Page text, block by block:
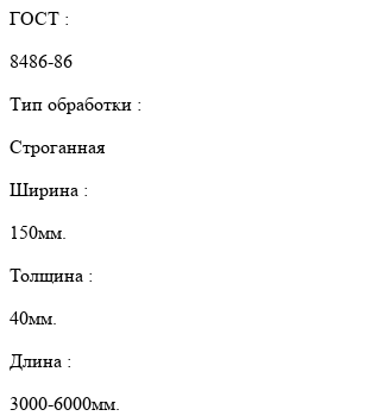
ГОСТ :
8486-86
Тип обработки :
Строганная
Ширина :
150мм.
Толщина :
40мм.
Длина :
3000-6000мм.